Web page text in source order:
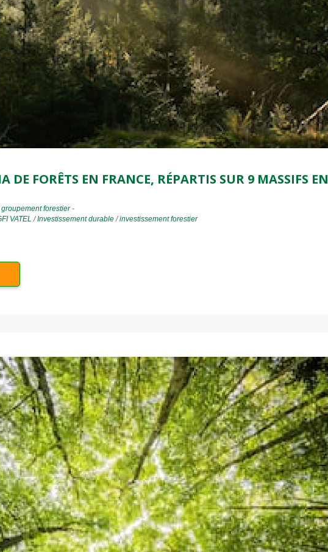
DE FORÊTS EN FRANCE, RÉPARTIS SUR 9 MASSIFS EN
groupement forestier-
VATEL /Investissement durable/investissement forestier